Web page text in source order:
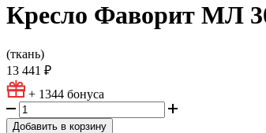
Кресло Фаворит МЛ
(ткань)
13 441 ₽
+ 1344 бонуса
Добавить в корзину